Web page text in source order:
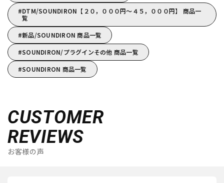
DTM/SOUNDIRON【２０，０００円～４５，０００円】 商品一
覧
新品/SOUNDIRON 商品一覧
SOUNDIRON/プラグインその他 商品一覧
SOUNDIRON 商品一覧
CUSTOMER
REVIEWS
お客様の声